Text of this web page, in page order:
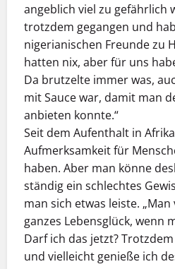
angeblich viel zu gefährlich
trotzdem gegangen und
nigerianischen Freunde zu
hatten nix, aber für uns
Da brutzelte immer was,
mit Sauce war, damit man
anbieten konnte.“
Seit dem Aufenthalt in
Aufmerksamkeit für
haben. Aber man könne
ständig ein schlechtes
man sich etwas leiste.
ganzes Lebensglück, wenn
Darf ich das jetzt?
und vielleicht genieße ich